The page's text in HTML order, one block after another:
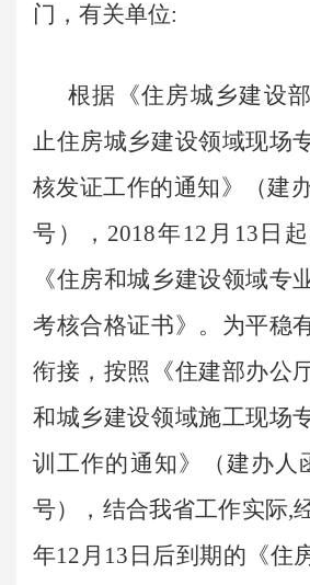
门，有关单位:
根据《住房城乡建设
止住房城乡建设领域现场
核发证工作的通知》（建
号），2018年12月13日
《住房和城乡建设领域专
考核合格证书》。为平稳
衔接，按照《住建部办公
和城乡建设领域施工现场
训工作的通知》（建办人
号），结合我省工作实际,
年12月13日后到期的《住